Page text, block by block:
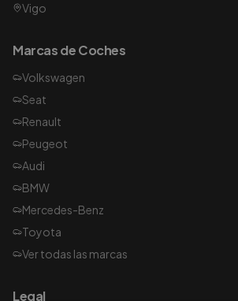
Vigo
Marcas de Coches
Volkswagen
Seat
Renault
Peugeot
Audi
BMW
Mercedes-Benz
Toyota
Ver todas las marcas
Legal